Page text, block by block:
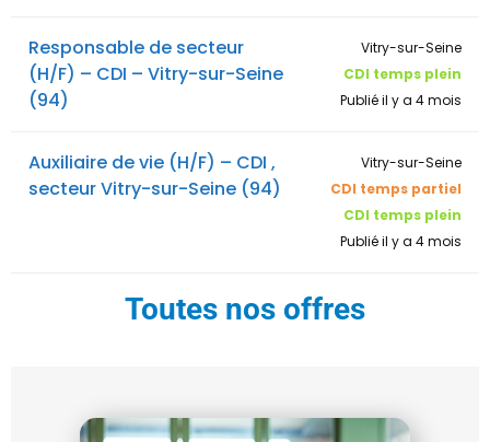
Responsable de secteur
(H/F) – CDI – Vitry-sur-Seine
(94)
Vitry-sur-Seine
CDI temps plein
Publié il y a 4 mois
Auxiliaire de vie (H/F) – CDI ,
secteur Vitry-sur-Seine (94)
Vitry-sur-Seine
CDI temps partiel
CDI temps plein
Publié il y a 4 mois
Toutes nos offres